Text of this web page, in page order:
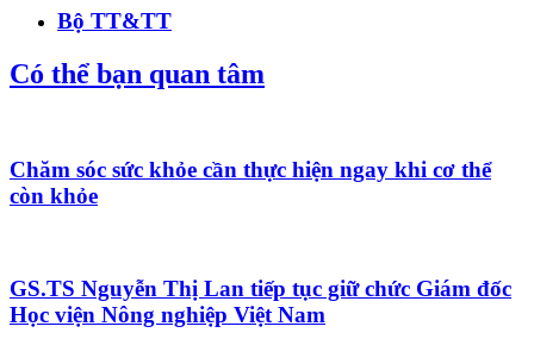
Bộ TT&TT
Có thể bạn quan tâm
Chăm sóc sức khỏe cần thực hiện ngay khi cơ thể
còn khỏe
GS.TS Nguyễn Thị Lan tiếp tục giữ chức Giám đốc
Học viện Nông nghiệp Việt Nam